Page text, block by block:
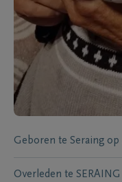
Geboren te Seraing op
Overleden te SERAING